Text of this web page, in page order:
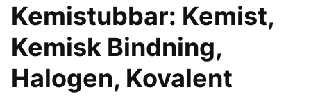
Kemistubbar: Kemist,
Kemisk Bindning,
Halogen, Kovalent